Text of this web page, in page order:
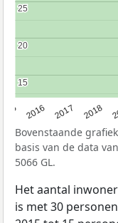
2016 2017 2018
15
15
20
20
25
25
Bovenstaande
basis van de data
5066 GL.
Het aantal
is met 30